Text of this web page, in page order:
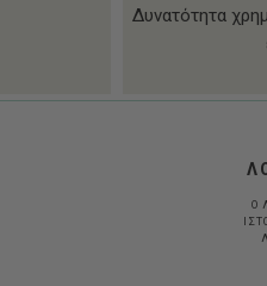
Δυνατότητα
Ο